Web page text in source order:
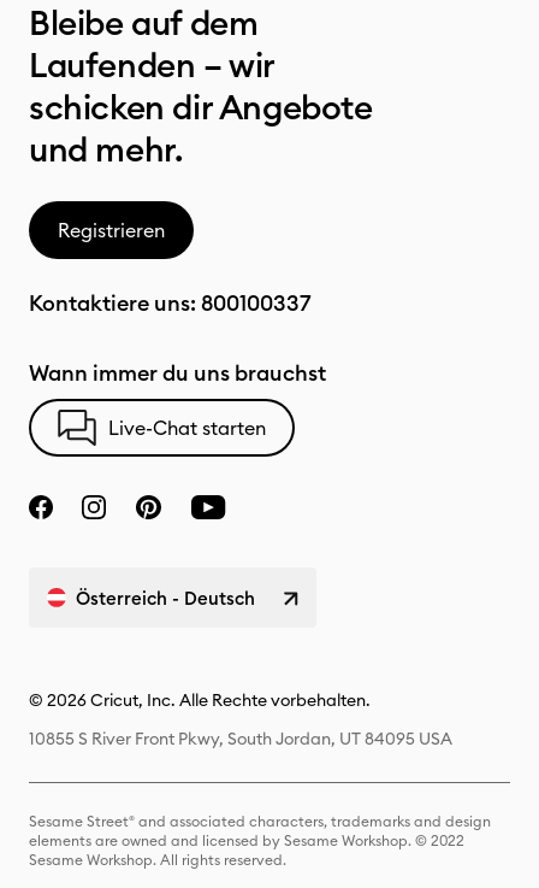
Bleibe auf dem
Laufenden – wir
schicken dir Angebote
und mehr.
Registrieren
Kontaktiere uns: 800100337
Wann immer du uns brauchst
Live-Chat starten
Österreich - Deutsch
© 2026 Cricut, Inc. Alle Rechte vorbehalten.
10855 S River Front Pkwy, South Jordan, UT 84095 USA
Sesame Street® and associated characters, trademarks and design
elements are owned and licensed by Sesame Workshop. © 2022
Sesame Workshop. All rights reserved.